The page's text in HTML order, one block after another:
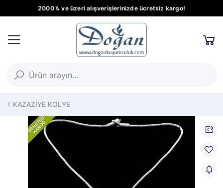
2000 ₺ ve üzeri alışverişlerinizde ücretsiz kargo!
KAZAZİYE KOLYE